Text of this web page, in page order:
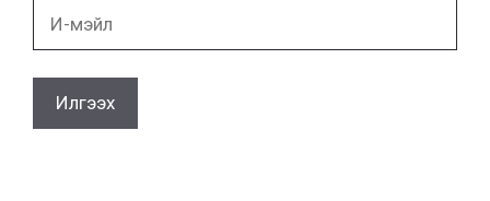
мэйл